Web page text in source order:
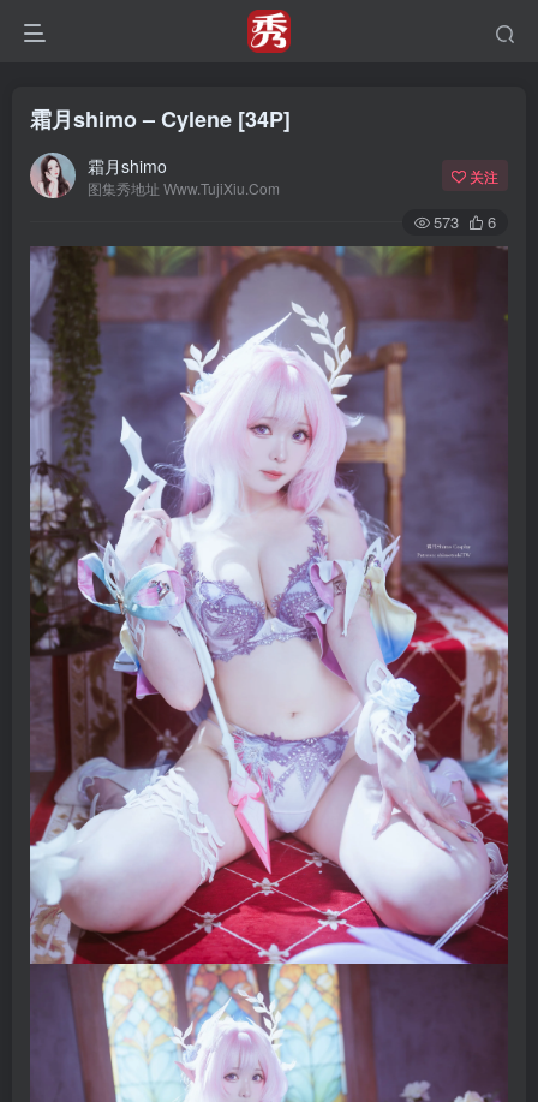
霜月shimo – Cylene [34P]
霜月shimo
图集秀地址 Www.TujiXiu.Com
关注
573 6